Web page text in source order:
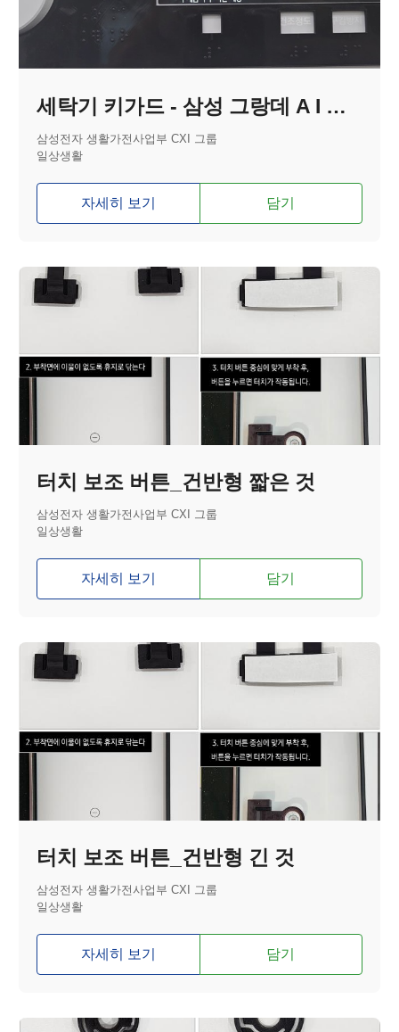
세탁기 키가드 - 삼성 그랑데 A I 분리형
삼성전자 생활가전사업부 CXI 그룹
일상생활
자세히 보기 담기
터치 보조 버튼_건반형 짧은 것
삼성전자 생활가전사업부 CXI 그룹
일상생활
자세히 보기 담기
터치 보조 버튼_건반형 긴 것
삼성전자 생활가전사업부 CXI 그룹
일상생활
자세히 보기 담기